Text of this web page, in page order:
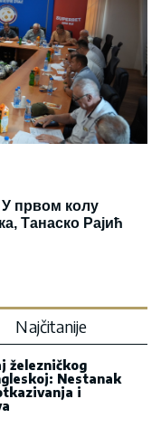
првом колу
Танаско Рајић
Najčitanije
železničkog
Nestanak
i